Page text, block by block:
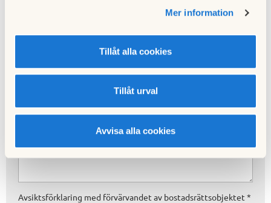
Mer information
Tillåt alla cookies
Tillåt urval
Avvisa alla cookies
Förvärvare, namn, personnummer, telefon dagtid och e-
Bostadsrättsobjekt, andel i %, överenskommen beräknad
Avsiktsförklaring med förvärvandet av bostadsrättsobjektet *